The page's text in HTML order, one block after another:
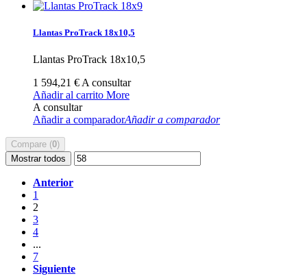
Llantas ProTrack 18x10,5
Llantas ProTrack 18x10,5
1 594,21 € A consultar
Añadir al carrito More
A consultar
Añadir a comparadorAñadir a comparador
Compare (0)
Mostrar todos
Anterior
1
2
3
4
...
7
Siguiente